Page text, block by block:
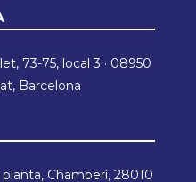
73-75, local 3 · 08950
Barcelona
planta, Chamberí, 28010